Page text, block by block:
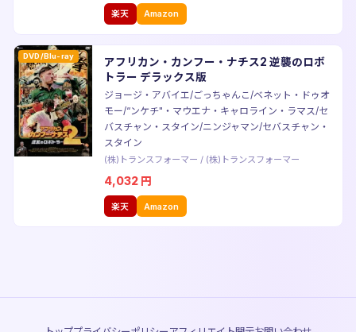
楽天 Amazon
DVD/Blu-ray
アフリカン・カンフー・ナチス2 逆襲のロボ
トラー デラックス版
ジョージ・アバイエ/ごっちゃんこ/ベネット・ドゥオ
モー/“ンケチ"・マウエナ・キャロライン・ラマス/セ
バスチャン・スタイン/ニンジャマン/セバスチャン・
スタイン
(株)トランスフォーマー / (株)トランスフォーマー
4,032 円
楽天 Amazon